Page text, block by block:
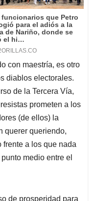
con maestría, es otro
diablos electorales.
de la Tercera Vía,
prometen a los
(de ellos) la
querer queriendo,
a los que nada
medio entre el
de prosperidad para